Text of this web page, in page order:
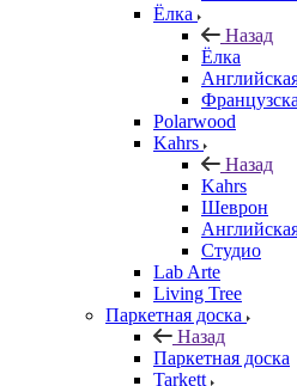
Ёлка
Назад
Ёлка
Polarwood
Kahrs
Назад
Kahrs
Шеврон
Студио
Lab Arte
Living Tree
Паркетная доска
Назад
Паркетная доска
Tarkett